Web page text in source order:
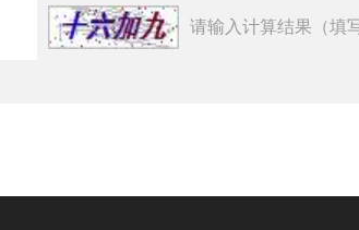
请输入计算结果（填